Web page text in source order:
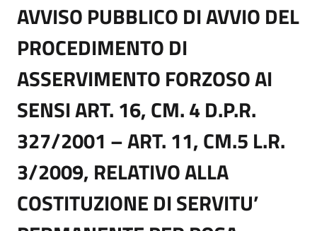
AVVISO PUBBLICO DI AVVIO DEL
PROCEDIMENTO DI
ASSERVIMENTO FORZOSO AI
SENSI ART. 16, CM. 4 D.P.R.
327/2001 – ART. 11, CM.5 L.R.
3/2009, RELATIVO ALLA
COSTITUZIONE DI SERVITU’